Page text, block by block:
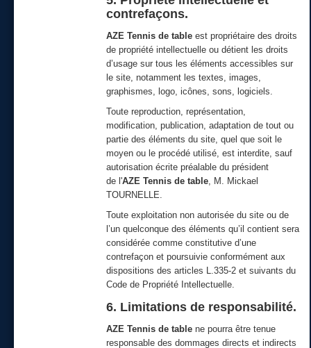
contrefaçons.
AZE Tennis de tableest propriétaire des droits
de propriété intellectuelle ou détient les droits
d’usage sur tous les éléments accessibles sur
le site, notamment les textes, images,
graphismes, logo, icônes, sons, logiciels.
Toute reproduction, représentation,
modification, publication, adaptation de tout ou
partie des éléments du site, quel que soit le
moyen ou le procédé utilisé, est interdite, sauf
autorisation écrite préalable du président
de l'AZE Tennis de table, M. Mickael
TOURNELLE.
Toute exploitation non autorisée du site ou de
l’un quelconque des éléments qu’il contient sera
considérée comme constitutive d’une
contrefaçon et poursuivie conformément aux
dispositions des articles L.335-2 et suivants du
Code de Propriété Intellectuelle.
6. Limitations de responsabilité.
AZE Tennis de tablene pourra être tenue
responsable des dommages directs et indirects